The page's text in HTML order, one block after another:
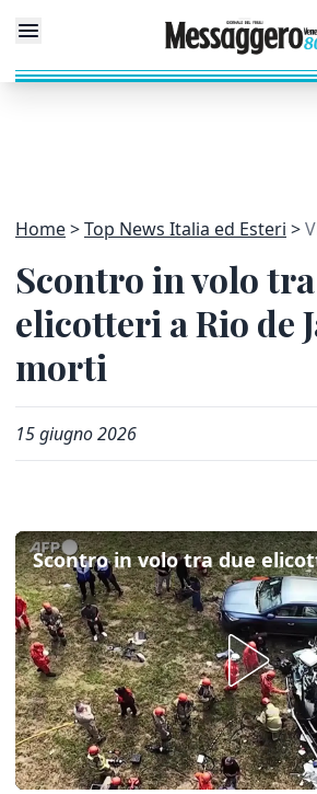
Home Top News Italia ed Esteri
Scontro in volo
elicotteri a Rio de
morti
15 giugno 2026